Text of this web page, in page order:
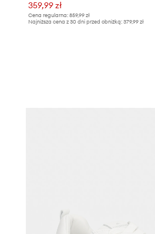
359,99 zł
Cena regularna: 859,99 zł
Najniższa cena z 30 dni przed obniżką: 379,99 zł